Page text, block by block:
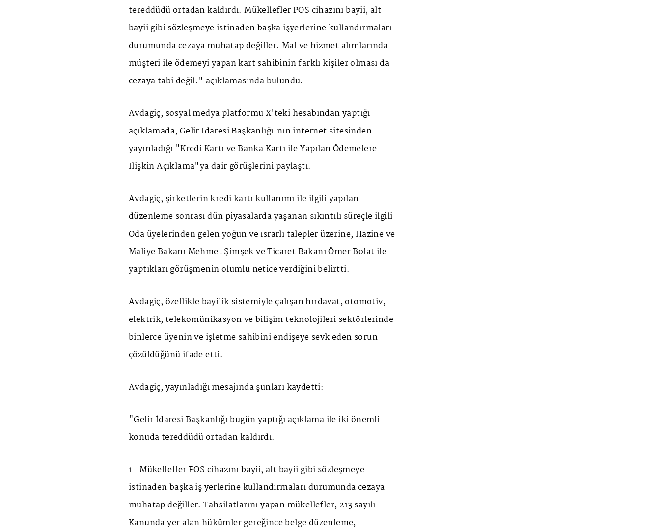
tereddüdü ortadan kaldırdı. Mükellefler POS cihazını bayii, alt
bayii gibi sözleşmeye istinaden başka işyerlerine kullandırmaları
durumunda cezaya muhatap değiller. Mal ve hizmet alımlarında
müşteri ile ödemeyi yapan kart sahibinin farklı kişiler olması da
cezaya tabi değil." açıklamasında bulundu.
Avdagiç, sosyal medya platformu X'teki hesabından yaptığı
açıklamada, Gelir İdaresi Başkanlığı'nın internet sitesinden
yayınladığı "Kredi Kartı ve Banka Kartı ile Yapılan Ödemelere
İlişkin Açıklama"ya dair görüşlerini paylaştı.
Avdagiç, şirketlerin kredi kartı kullanımı ile ilgili yapılan
düzenleme sonrası dün piyasalarda yaşanan sıkıntılı süreçle ilgili
Oda üyelerinden gelen yoğun ve ısrarlı talepler üzerine, Hazine ve
Maliye Bakanı Mehmet Şimşek ve Ticaret Bakanı Ömer Bolat ile
yaptıkları görüşmenin olumlu netice verdiğini belirtti.
Avdagiç, özellikle bayilik sistemiyle çalışan hırdavat, otomotiv,
elektrik, telekomünikasyon ve bilişim teknolojileri sektörlerinde
binlerce üyenin ve işletme sahibini endişeye sevk eden sorun
çözüldüğünü ifade etti.
Avdagiç, yayınladığı mesajında şunları kaydetti:
"Gelir İdaresi Başkanlığı bugün yaptığı açıklama ile iki önemli
konuda tereddüdü ortadan kaldırdı.
1- Mükellefler POS cihazını bayii, alt bayii gibi sözleşmeye
istinaden başka iş yerlerine kullandırmaları durumunda cezaya
muhatap değiller. Tahsilatlarını yapan mükellefler, 213 sayılı
Kanunda yer alan hükümler gereğince belge düzenleme,